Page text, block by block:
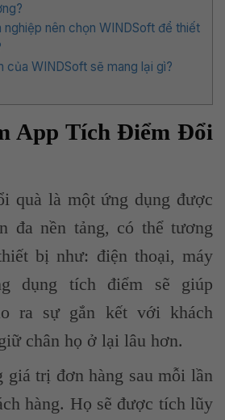
nghiệp nên chọn WINDSoft để thiết
của WINDSoft sẽ mang lại gì?
App Tích Điểm Đổi
quà là một ứng dụng được
đa nền tảng, có thể tương
bị như: điện thoại, máy
dụng tích điểm sẽ giúp
ra sự gắn kết với khách
chân họ ở lại lâu hơn.
giá trị đơn hàng sau mỗi lần
hàng. Họ sẽ được tích lũy